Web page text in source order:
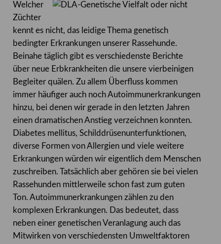
Welcher
Züchter
kennt es nicht, das leidige Thema genetisch
bedingter Erkrankungen unserer Rassehunde.
Beinahe täglich gibt es verschiedenste Berichte
über neue Erbkrankheiten die unsere vierbeinigen
Begleiter quälen. Zu allem Überfluss kommen
immer häufiger auch noch Autoimmunerkrankungen
hinzu, bei denen wir gerade in den letzten Jahren
einen dramatischen Anstieg verzeichnen konnten.
Diabetes mellitus, Schilddrüsenunterfunktionen,
diverse Formen von Allergien und viele weitere
Erkrankungen würden wir eigentlich dem Menschen
zuschreiben. Tatsächlich aber gehören sie bei vielen
Rassehunden mittlerweile schon fast zum guten
Ton. Autoimmunerkrankungen zählen zu den
komplexen Erkrankungen. Das bedeutet, dass
neben einer genetischen Veranlagung auch das
Mitwirken von verschiedensten Umweltfaktoren